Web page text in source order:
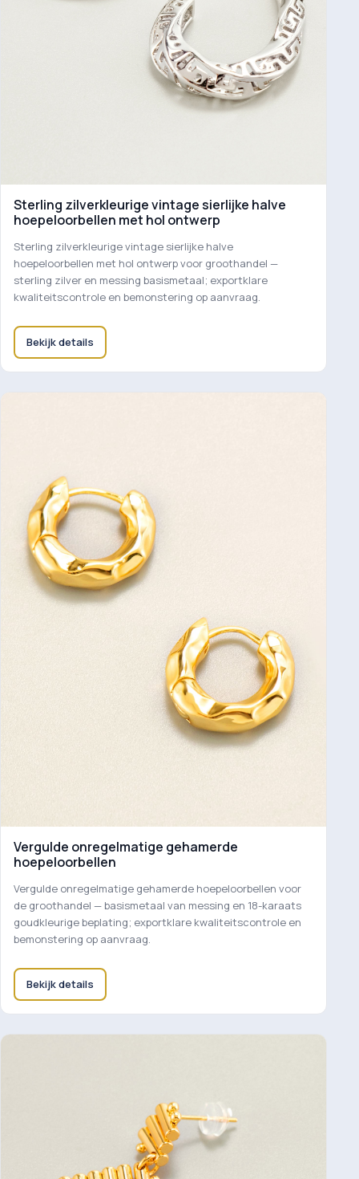
Sterling zilverkleurige vintage sierlijke halve
hoepeloorbellen met hol ontwerp
Sterling zilverkleurige vintage sierlijke halve
hoepeloorbellen met hol ontwerp voor groothandel —
sterling zilver en messing basismetaal; exportklare
kwaliteitscontrole en bemonstering op aanvraag.
Bekijk details
Vergulde onregelmatige gehamerde
hoepeloorbellen
Vergulde onregelmatige gehamerde hoepeloorbellen voor
de groothandel — basismetaal van messing en 18-karaats
goudkleurige beplating; exportklare kwaliteitscontrole en
bemonstering op aanvraag.
Bekijk details